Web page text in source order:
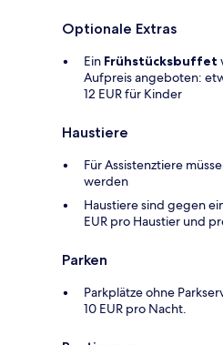
Optionale Extras
Ein Frühstücksbuffet
Aufpreis angeboten:
12 EUR für Kinder
Haustiere
Für Assistenztiere
werden
Haustiere sind gegen
EUR pro Haustier und
Parken
Parkplätze ohne
10 EUR pro Nacht.